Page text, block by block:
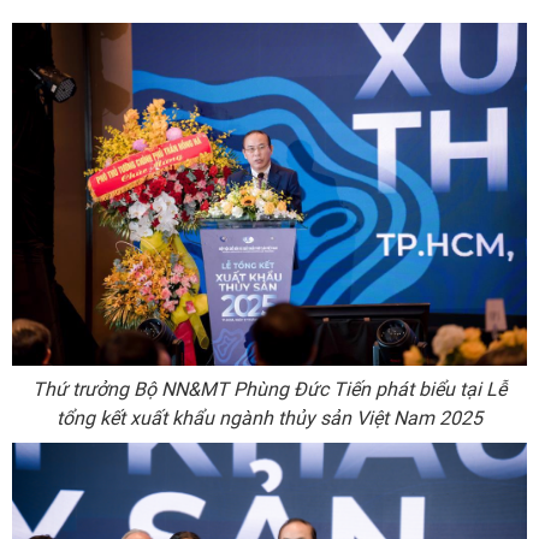
Thứ trưởng Bộ NN&MT Phùng Đức Tiến phát biểu tại Lễ
tổng kết xuất khẩu ngành thủy sản Việt Nam 2025